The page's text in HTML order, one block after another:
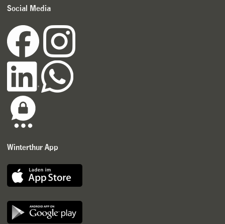
Social Media
Winterthur App